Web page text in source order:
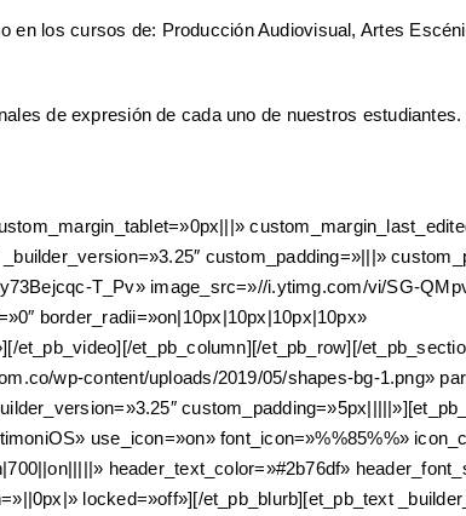
los cursos de: Producción Audiovisual, Artes
de expresión de cada uno de nuestros estudiantes.
custom_padding=»|||»
T_Pv» image_src=»//i.ytimg.com/vi/SG-
border_radii=»on|10px|10px|10px|10px»
et_pb_column][/et_pb_row][/
wp-content/uploads/2019/05/shapes-bg-1.png»
use_icon=»on» font_icon=»%%85%%»
header_text_color=»#2b76df»
locked=»off»][/et_pb_blurb][et_pb_text